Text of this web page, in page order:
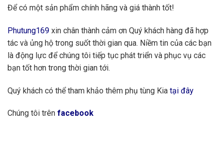
Để có một sản phẩm chính hãng và giá thành tốt!
Phutung169 xin chân thành cảm ơn Quý khách hàng đã hợp
tác và ủng hộ trong suốt thời gian qua. Niềm tin của các bạn
là động lực để chúng tôi tiếp tục phát triển và phục vụ các
bạn tốt hơn trong thời gian tới.
Quý khách có thể tham khảo thêm phụ tùng Kia tại đây
Chúng tôi trên facebook